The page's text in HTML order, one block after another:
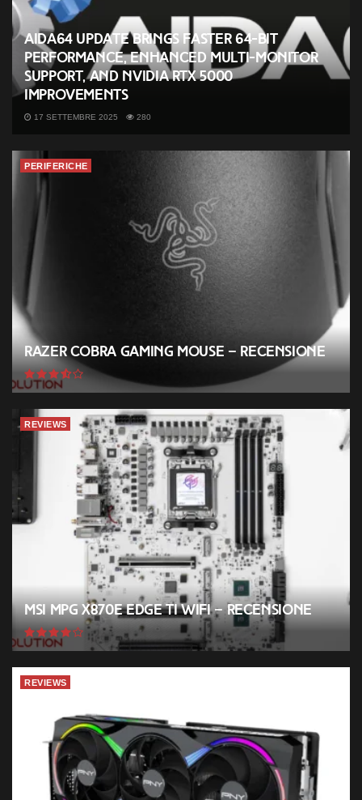
AIDA64 Update Brings Faster 64-Bit
Performance, Enhanced Multi-Monitor
Support, and NVIDIA RTX 5000
Improvements
17 SETTEMBRE 2025 280
PERIFERICHE
Razer Cobra Gaming Mouse – Recensione
REVIEWS
MSI MPG X870E EDGE TI WIFI – Recensione
REVIEWS